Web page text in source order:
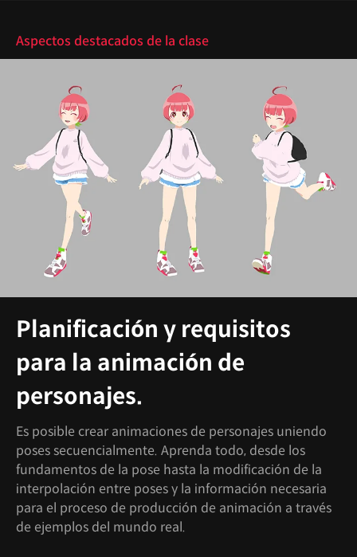
Aspectos destacados de la clase
Planificación y requisitos
para la animación de
personajes.
Es posible crear animaciones de personajes uniendo
poses secuencialmente. Aprenda todo, desde los
fundamentos de la pose hasta la modificación de la
interpolación entre poses y la información necesaria
para el proceso de producción de animación a través
de ejemplos del mundo real.